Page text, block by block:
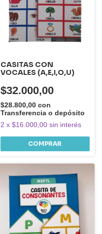
CASITAS CON
VOCALES (A,E,I,O,U)
$32.000,00
$28.800,00 con
Transferencia o depósito
2 x $16.000,00 sin interés